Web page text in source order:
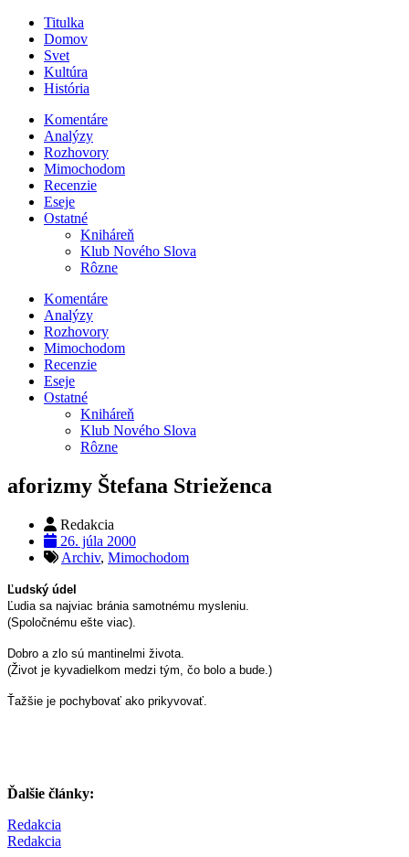
Titulka
Domov
Svet
Kultúra
História
Komentáre
Analýzy
Rozhovory
Mimochodom
Recenzie
Eseje
Ostatné
Kniháreň
Klub Nového Slova
Rôzne
Komentáre
Analýzy
Rozhovory
Mimochodom
Recenzie
Eseje
Ostatné
Kniháreň
Klub Nového Slova
Rôzne
aforizmy Štefana Strieženca
Redakcia
26. júla 2000
Archiv, Mimochodom
Ľudský údel
Ľudia sa najviac bránia samotnému mysleniu.
(Spoločnému ešte viac).
Dobro a zlo sú mantinelmi života.
(Život je kyvadielkom medzi tým, čo bolo a bude.)
Ťažšie je pochybovať ako prikyvovať.
Ďalšie články:
Redakcia
Redakcia